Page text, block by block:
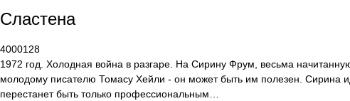
Сластена
4000128
1972 год. Холодная война в разгаре. На Сирину Фрум, весьма
молодому писателю Томасу Хейли - он может быть им полезен. Сирина
перестанет быть только профессиональным…